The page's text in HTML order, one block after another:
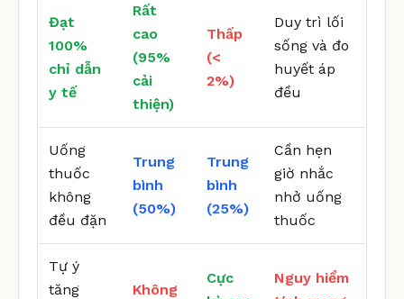
Đạt
100%
chỉ dẫn
y tế
Rất
cao
(95%
cải
thiện)
Thấp
(<
2%)
Duy trì lối
sống và đo
huyết áp
đều
Uống
thuốc
không
đều đặn
Trung
bình
(50%)
Trung
bình
(25%)
Cần hẹn
giờ nhắc
nhở uống
thuốc
Tự ý
tăng
Không
Cực
Nguy hiểm